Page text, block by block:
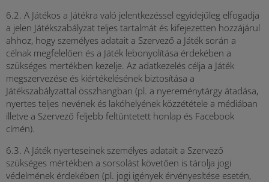
6.2. A Játékos a Játékra való jelentkezéssel egyidejűleg elfogadja
a jelen Játékszabályzat teljes tartalmát és kifejezetten hozzájárul
ahhoz, hogy személyes adatait a Szervező a Játék során a
célnak megfelelően és a Játék lebonyolítása érdekében a
szükséges mertékben kezelje. Az adatkezelés célja a Játék
megszervezése és kiértékelésének biztosítása a
Játékszabályzattal összhangban (pl. a nyereménytárgy átadása,
nyertes teljes nevének és lakóhelyének közzététele a médiában
illetve a Szervező feljebb feltüntetett honlap és Facebook
címén).
6.3. A Játék nyerteseinek személyes adatait a Szervező
szükséges mértékben a sorsolást követően is tárolja jogi
védelmének érdekében (pl. jogi igények érvényesítése esetén,